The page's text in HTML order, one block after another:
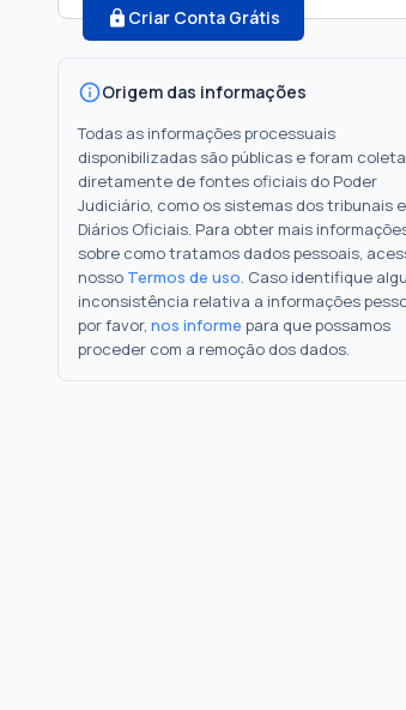
Criar Conta Grátis
Origem das informações
Todas as informações processuais
disponibilizadas são públicas e foram
diretamente de fontes oficiais do Poder
Judiciário, como os sistemas dos tribunais e
Diários Oficiais. Para obter mais
sobre como tratamos dados pessoais,
nosso Termos de uso. Caso identifique
inconsistência relativa a informações
por favor, nos informe para que possamos
proceder com a remoção dos dados.